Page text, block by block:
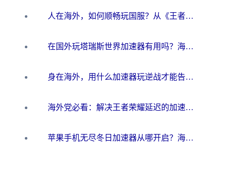
人在海外，如何顺畅玩国服？从《王者荣耀》到《云图计划》的加速器终极指南
在国外玩塔瑞斯世界加速器有用吗？海外玩家亲测后的真实答案
身在海外，用什么加速器玩逆战才能告别延迟？
海外党必看：解决王者荣耀延迟的加速器终极指南——从EVE到猫和老鼠，一个工具全搞定
苹果手机无尽冬日加速器从哪开启？海外玩家的冬日生存指南